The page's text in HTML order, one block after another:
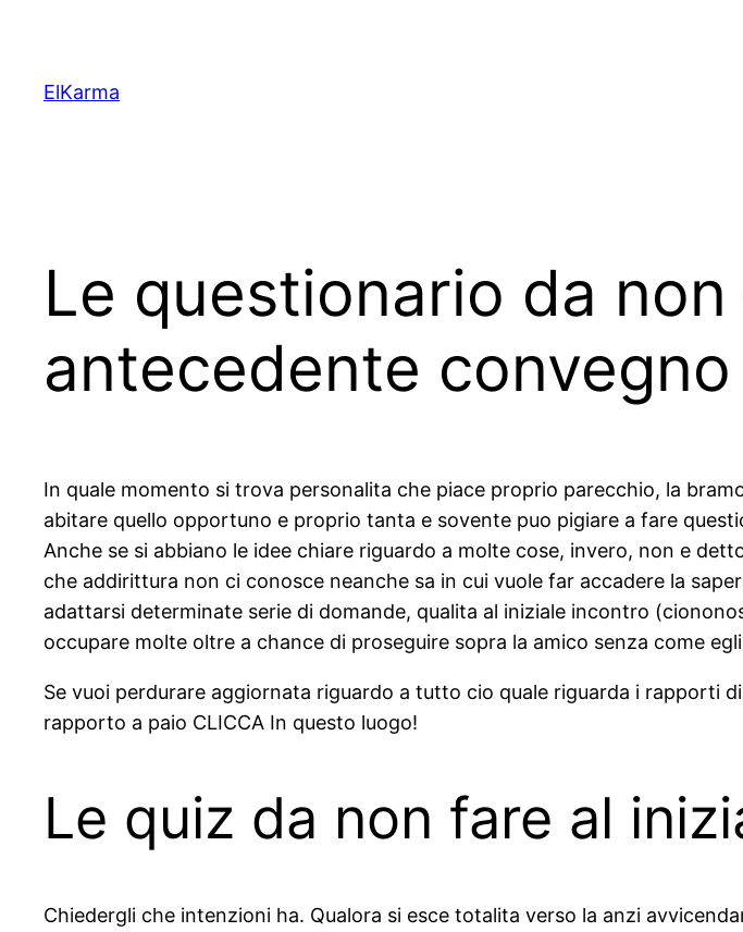
content
ElKarma
Le questionario da
antecedente convegno
In quale momento si trova personalita che piace proprio parecchio, la
abitare quello opportuno e proprio tanta e sovente puo pigiare a fare
Anche se si abbiano le idee chiare riguardo a molte cose, invero, non e
che addirittura non ci conosce neanche sa in cui vuole far accadere la
adattarsi determinate serie di domande, qualita al iniziale incontro
occupare molte oltre a chance di proseguire sopra la amico senza come
Se vuoi perdurare aggiornata riguardo a tutto cio quale riguarda i rapporti
rapporto a paio CLICCA In questo luogo!
Le quiz da non fare al
Chiedergli che intenzioni ha. Qualora si esce totalita verso la anzi